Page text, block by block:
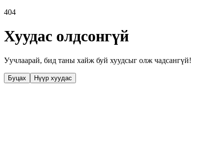
404
Хуудас олдсонгүй
Уучлаарай, бид таны хайж буй хуудсыг олж чадсангүй!
Буцах Нүүр хуудас